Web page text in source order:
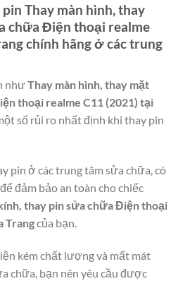
Thay màn hình, thay
chữa Điện thoại realme
chính hãng ở các trung
nhưThay màn hình, thay mặt
thoại realme C11 (2021) tại
số rủi ro nhất định khi thay pin
pin ở các trung tâm sửa chữa, có
đảm bảo an toàn cho chiếc
thay pin sửa chữa Điện thoại
Trangcủa bạn.
kém chất lượng và mất mát
chữa, bạn nên yêu cầu được